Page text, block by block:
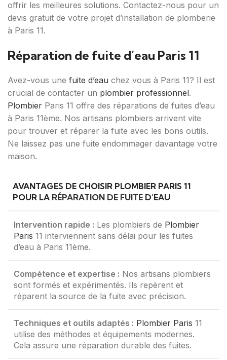
offrir les meilleures solutions. Contactez-nous pour un
devis gratuit de votre projet d’installation de plomberie
à Paris 11.
Réparation de fuite d’eau Paris 11
Avez-vous une fuite d’eau chez vous à Paris 11? Il est
crucial de contacter un plombier professionnel.
Plombier Paris 11 offre des réparations de fuites d’eau
à Paris 11ème. Nos artisans plombiers arrivent vite
pour trouver et réparer la fuite avec les bons outils.
Ne laissez pas une fuite endommager davantage votre
maison.
AVANTAGES DE CHOISIR PLOMBIER PARIS 11
POUR LA RÉPARATION DE FUITE D’EAU
Intervention rapide : Les plombiers de Plombier
Paris 11 interviennent sans délai pour les fuites
d’eau à Paris 11ème.
Compétence et expertise : Nos artisans plombiers
sont formés et expérimentés. Ils repèrent et
réparent la source de la fuite avec précision.
Techniques et outils adaptés : Plombier Paris 11
utilise des méthodes et équipements modernes.
Cela assure une réparation durable des fuites.